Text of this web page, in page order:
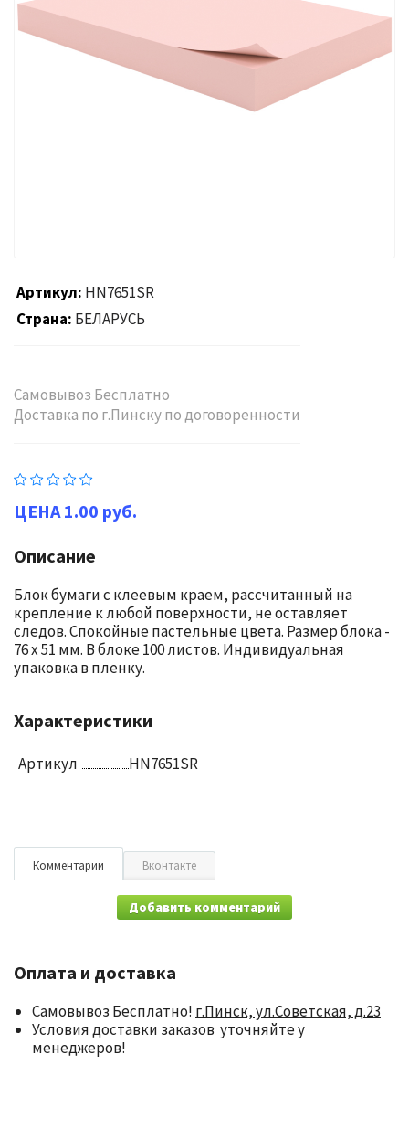
Артикул HN7651SR
Страна БЕЛАРУСЬ
Самовывоз Бесплатно
Доставка по г.Пинску по договоренности
1.00 руб.
Описание
Блок бумаги с клеевым краем, рассчитанный на
крепление к любой поверхности, не оставляет
следов. Спокойные пастельные цвета. Размер блока -
76 х 51 мм. В блоке 100 листов. Индивидуальная
упаковка в пленку.
Характеристики
Артикул HN7651SR
Комментарии Вконтакте
Добавить комментарий
Оплата и доставка
Самовывоз Бесплатно! г.Пинск, ул.Советская, д.23
Условия доставки заказов уточняйте у
менеджеров!